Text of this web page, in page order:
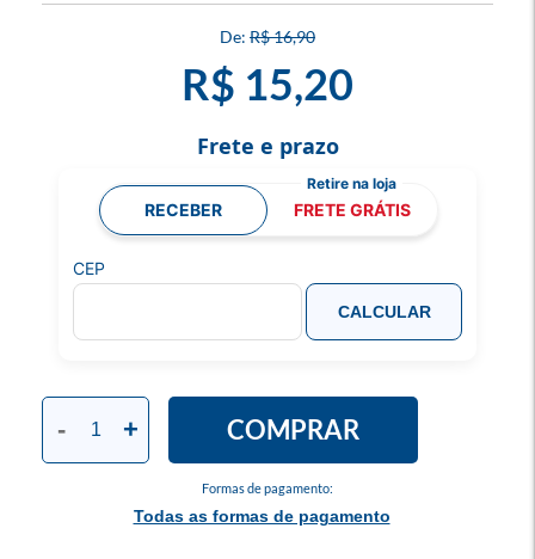
R$ 16,90
R$ 15,20
Formas de pagamento:
Todas as formas de pagamento
- + COMPRAR
Frete e prazo
RECEBER FRETE GRÁTIS
CEP
CALCULAR